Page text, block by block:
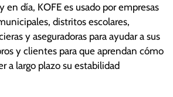
día, KOFE es usado por empresas
distritos escolares,
y aseguradoras para ayudar a sus
y clientes para que aprendan cómo
a largo plazo su estabilidad